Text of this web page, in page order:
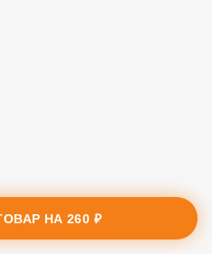
НА260 ₽